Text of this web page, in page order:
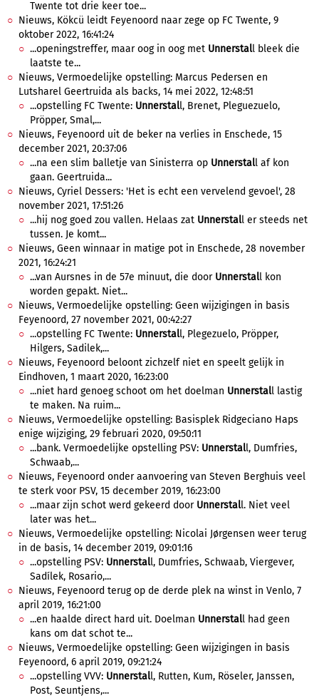
Twente tot drie keer toe...
Nieuws, Kökcü leidt Feyenoord naar zege op FC Twente, 9
oktober 2022, 16:41:24
...openingstreffer, maar oog in oog met Unnerstall bleek die
laatste te...
Nieuws, Vermoedelijke opstelling: Marcus Pedersen en
Lutsharel Geertruida als backs, 14 mei 2022, 12:48:51
...opstelling FC Twente: Unnerstall, Brenet, Pleguezuelo,
Pröpper, Smal,...
Nieuws, Feyenoord uit de beker na verlies in Enschede, 15
december 2021, 20:37:06
...na een slim balletje van Sinisterra op Unnerstall af kon
gaan. Geertruida...
Nieuws, Cyriel Dessers: 'Het is echt een vervelend gevoel', 28
november 2021, 17:51:26
...hij nog goed zou vallen. Helaas zat Unnerstall er steeds net
tussen. Je komt...
Nieuws, Geen winnaar in matige pot in Enschede, 28 november
2021, 16:24:21
...van Aursnes in de 57e minuut, die door Unnerstall kon
worden gepakt. Niet...
Nieuws, Vermoedelijke opstelling: Geen wijzigingen in basis
Feyenoord, 27 november 2021, 00:42:27
...opstelling FC Twente: Unnerstall, Plegezuelo, Pröpper,
Hilgers, Sadilek,...
Nieuws, Feyenoord beloont zichzelf niet en speelt gelijk in
Eindhoven, 1 maart 2020, 16:23:00
...niet hard genoeg schoot om het doelman Unnerstall lastig
te maken. Na ruim...
Nieuws, Vermoedelijke opstelling: Basisplek Ridgeciano Haps
enige wijziging, 29 februari 2020, 09:50:11
...bank. Vermoedelijke opstelling PSV: Unnerstall, Dumfries,
Schwaab,...
Nieuws, Feyenoord onder aanvoering van Steven Berghuis veel
te sterk voor PSV, 15 december 2019, 16:23:00
...maar zijn schot werd gekeerd door Unnerstall. Niet veel
later was het...
Nieuws, Vermoedelijke opstelling: Nicolai Jørgensen weer terug
in de basis, 14 december 2019, 09:01:16
...opstelling PSV: Unnerstall, Dumfries, Schwaab, Viergever,
Sadílek, Rosario,...
Nieuws, Feyenoord terug op de derde plek na winst in Venlo, 7
april 2019, 16:21:00
...en haalde direct hard uit. Doelman Unnerstall had geen
kans om dat schot te...
Nieuws, Vermoedelijke opstelling: Geen wijzigingen in basis
Feyenoord, 6 april 2019, 09:21:24
...opstelling VVV: Unnerstall, Rutten, Kum, Röseler, Janssen,
Post, Seuntjens,...